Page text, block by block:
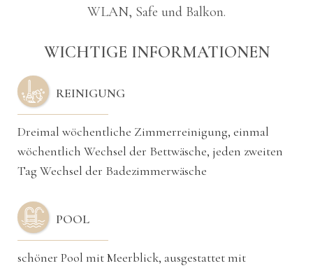
WLAN, Safe und Balkon.
WICHTIGE INFORMATIONEN
REINIGUNG
Dreimal wöchentliche Zimmerreinigung, einmal
wöchentlich Wechsel der Bettwäsche, jeden zweiten
Tag Wechsel der Badezimmerwäsche
POOL
schöner Pool mit Meerblick, ausgestattet mit